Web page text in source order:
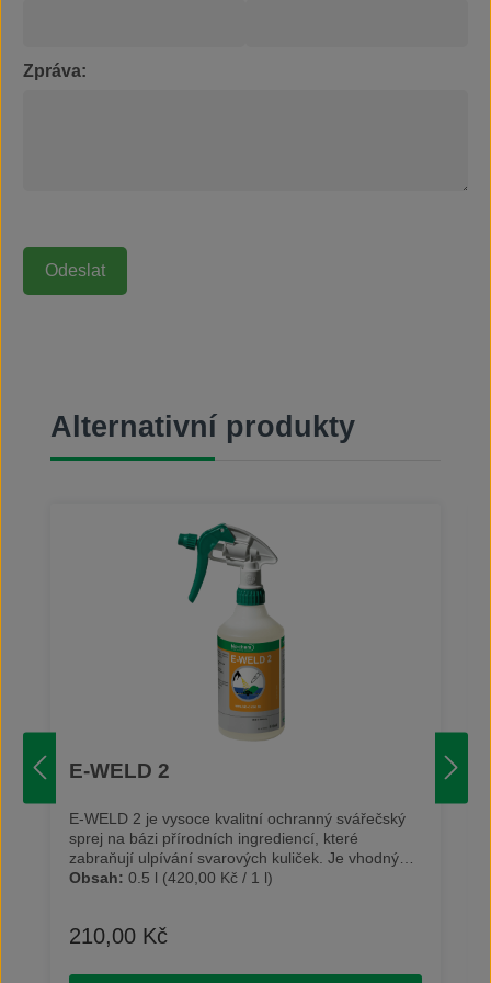
Zpráva:
Přeskočit galerii produktů
Alternativní produkty
E-WELD 2
E-WELD 2 je vysoce kvalitní ochranný svářečský
sprej na bázi přírodních ingrediencí, které
zabraňují ulpívání svarových kuliček. Je vhodný
pro všechny svářečské práce, například svařování
vícevrstvé svařování. Separační kapaliny na
například při výrobě automobilů, ocelových
Obsah: 0.5 l (420,00 Kč / 1 l)
Běžná cena:
210,00 Kč